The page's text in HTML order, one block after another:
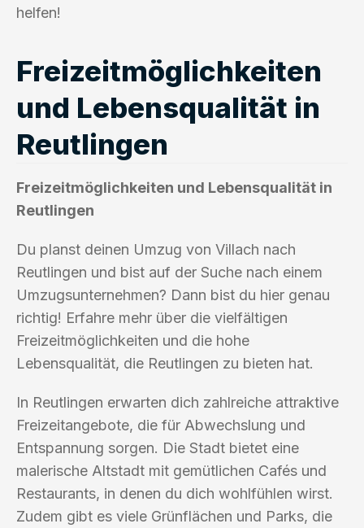
helfen!
Freizeitmöglichkeiten
und Lebensqualität in
Reutlingen
Freizeitmöglichkeiten und Lebensqualität in
Reutlingen
Du planst deinen Umzug von Villach nach
Reutlingen und bist auf der Suche nach einem
Umzugsunternehmen? Dann bist du hier genau
richtig! Erfahre mehr über die vielfältigen
Freizeitmöglichkeiten und die hohe
Lebensqualität, die Reutlingen zu bieten hat.
In Reutlingen erwarten dich zahlreiche attraktive
Freizeitangebote, die für Abwechslung und
Entspannung sorgen. Die Stadt bietet eine
malerische Altstadt mit gemütlichen Cafés und
Restaurants, in denen du dich wohlfühlen wirst.
Zudem gibt es viele Grünflächen und Parks, die